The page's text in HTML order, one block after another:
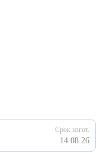
Срок изгот.
14.08.26